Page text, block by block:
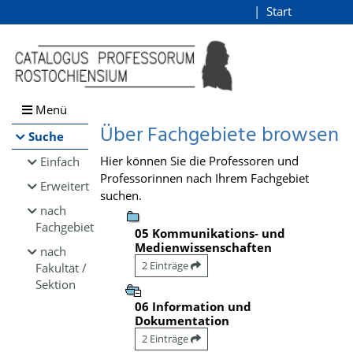
Browsen
direkt zum Inhalt
Start
Menü
Suche
Einfach
Erweitert
nach
Fachgebiet
nach
Fakultät /
Sektion
Über Fachgebiete browsen
Hier können Sie die Professoren und
Professorinnen nach Ihrem Fachgebiet
suchen.
05 Kommunikations- und
Medienwissenschaften
2 Einträge
06 Information und
Dokumentation
2 Einträge